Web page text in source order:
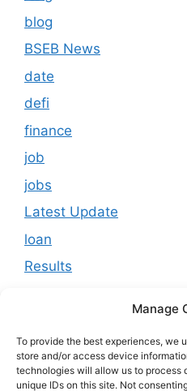
Manage
To provide the best experiences, we
store and/or access device
technologies will allow us to process
unique IDs on this site. Not
blog
BSEB News
date
defi
finance
job
jobs
Latest Update
loan
Results
Tokenomics
usa